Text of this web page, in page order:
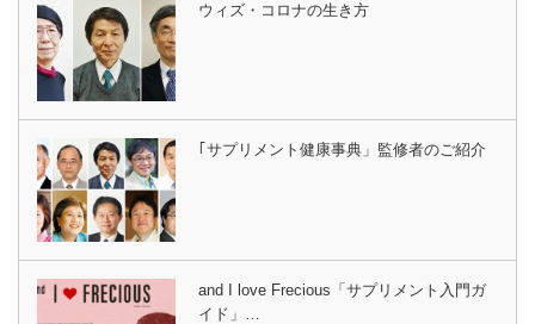
ウィズ・コロナの生き方
｢サプリメント健康事典」監修者のご紹介
and I love Frecious「サプリメント入門ガ
イド」…